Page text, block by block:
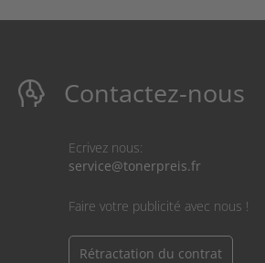
Contactez-nous
Ecrivez nous:
service@tonerpreis.fr
Faire votre publicité avec nous !
Rétractation du contrat